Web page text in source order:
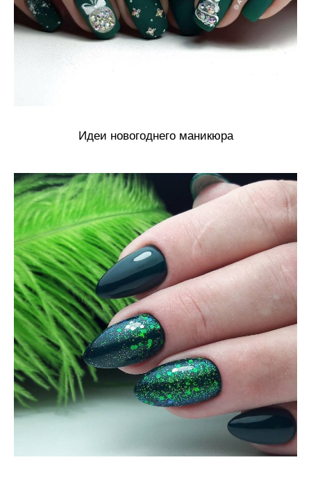
Идеи новогоднего маникюра